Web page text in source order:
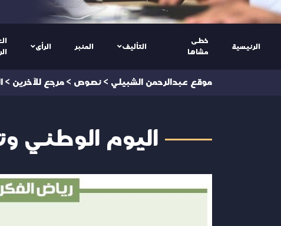
الرئيسية
خطى
مشاها
التأليف المنبر الرأى
موقع عبدالرحمن الشبيلي > نصوص > مرجع للآخرين >
اليوم الوطني